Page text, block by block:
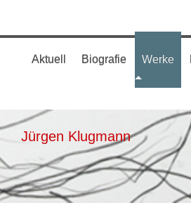
Aktuell Biografie Werke
Jürgen Klugmann